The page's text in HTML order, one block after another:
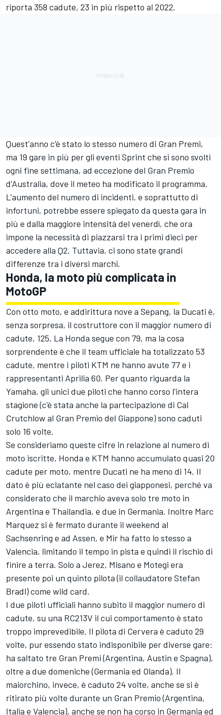
riporta 358 cadute, 23 in più rispetto al 2022.
Quest'anno c'è stato lo stesso numero di Gran Premi,
ma 19 gare in più per gli eventi Sprint che si sono svolti
ogni fine settimana, ad eccezione del Gran Premio
d'Australia, dove il meteo ha modificato il programma.
L'aumento del numero di incidenti, e soprattutto di
infortuni, potrebbe essere spiegato da questa gara in
più e dalla maggiore intensità del venerdì, che ora
impone la necessità di piazzarsi tra i primi dieci per
accedere alla Q2. Tuttavia, ci sono state grandi
differenze tra i diversi marchi.
Honda, la moto più complicata in
MotoGP
Con otto moto, e addirittura nove a Sepang, la Ducati è,
senza sorpresa, il costruttore con il maggior numero di
cadute, 125. La Honda segue con 79, ma la cosa
sorprendente è che il team ufficiale ha totalizzato 53
cadute, mentre i piloti KTM ne hanno avute 77 e i
rappresentanti Aprilia 60. Per quanto riguarda la
Yamaha, gli unici due piloti che hanno corso l'intera
stagione (c'è stata anche la partecipazione di Cal
Crutchlowal Gran Premio del Giappone) sono caduti
solo 16 volte.
Se consideriamo queste cifre in relazione al numero di
moto iscritte, Honda e KTM hanno accumulato quasi 20
cadute per moto, mentre Ducati ne ha meno di 14. Il
dato è più eclatante nel caso dei giapponesi, perché va
considerato che il marchio aveva solo tre moto in
Argentina e Thailandia, e due in Germania. Inoltre Marc
Marquez si è fermato durante il weekend al
Sachsenring e ad Assen, e Mir ha fatto lo stesso a
Valencia, limitando il tempo in pista e quindi il rischio di
finire a terra. Solo a Jerez, Misano e Motegi era
presente poi un quinto pilota (il collaudatore Stefan
Bradl) come wild card.
I due piloti ufficiali hanno subito il maggior numero di
cadute, su una RC213V il cui comportamento è stato
troppo imprevedibile. Il pilota di Cervera è caduto 29
volte, pur essendo stato indisponibile per diverse gare:
ha saltato tre Gran Premi (Argentina, Austin e Spagna),
oltre a due domeniche (Germania ed Olanda). Il
maiorchino, invece, è caduto 24 volte, anche se si è
ritirato più volte durante un Gran Premio (Argentina,
Italia e Valencia), anche se non ha corso in Germania ed